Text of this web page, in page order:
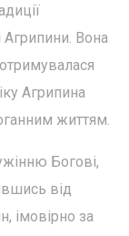
Агрипини. Вона
Агрипина
життям.
Богові,
від
імовірно за